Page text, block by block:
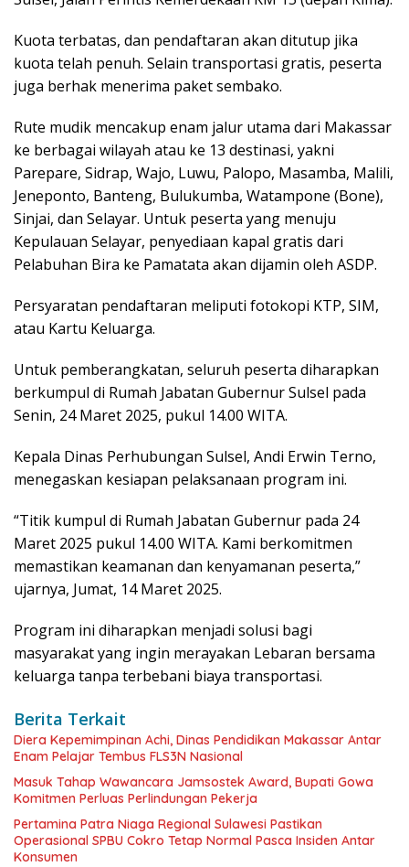
Kuota terbatas, dan pendaftaran akan ditutup jika
kuota telah penuh. Selain transportasi gratis, peserta
juga berhak menerima paket sembako.
Rute mudik mencakup enam jalur utama dari Makassar
ke berbagai wilayah atau ke 13 destinasi, yakni
Parepare, Sidrap, Wajo, Luwu, Palopo, Masamba, Malili,
Jeneponto, Banteng, Bulukumba, Watampone (Bone),
Sinjai, dan Selayar. Untuk peserta yang menuju
Kepulauan Selayar, penyediaan kapal gratis dari
Pelabuhan Bira ke Pamatata akan dijamin oleh ASDP.
Persyaratan pendaftaran meliputi fotokopi KTP, SIM,
atau Kartu Keluarga.
Untuk pemberangkatan, seluruh peserta diharapkan
berkumpul di Rumah Jabatan Gubernur Sulsel pada
Senin, 24 Maret 2025, pukul 14.00 WITA.
Kepala Dinas Perhubungan Sulsel, Andi Erwin Terno,
menegaskan kesiapan pelaksanaan program ini.
“Titik kumpul di Rumah Jabatan Gubernur pada 24
Maret 2025 pukul 14.00 WITA. Kami berkomitmen
memastikan keamanan dan kenyamanan peserta,”
ujarnya, Jumat, 14 Maret 2025.
Program ini diharapkan menjadi solusi bagi
masyarakat yang ingin merayakan Lebaran bersama
keluarga tanpa terbebani biaya transportasi.
Berita Terkait
Diera Kepemimpinan Achi, Dinas Pendidikan Makassar Antar
Enam Pelajar Tembus FLS3N Nasional
Masuk Tahap Wawancara Jamsostek Award, Bupati Gowa
Komitmen Perluas Perlindungan Pekerja
Pertamina Patra Niaga Regional Sulawesi Pastikan
Operasional SPBU Cokro Tetap Normal Pasca Insiden Antar
Konsumen